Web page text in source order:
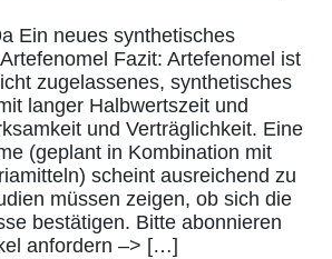
Ein neues synthetisches
Fazit: Artefenomel ist
zugelassenes, synthetisches
langer Halbwertszeit und
und Verträglichkeit. Eine
(geplant in Kombination mit
scheint ausreichend zu
müssen zeigen, ob sich die
bestätigen. Bitte abonnieren
anfordern –> […]